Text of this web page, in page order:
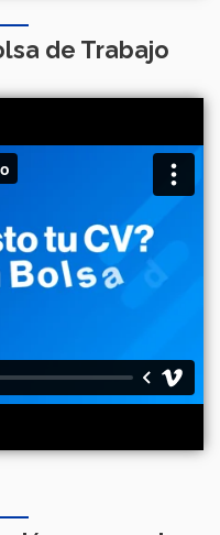
de Trabajo